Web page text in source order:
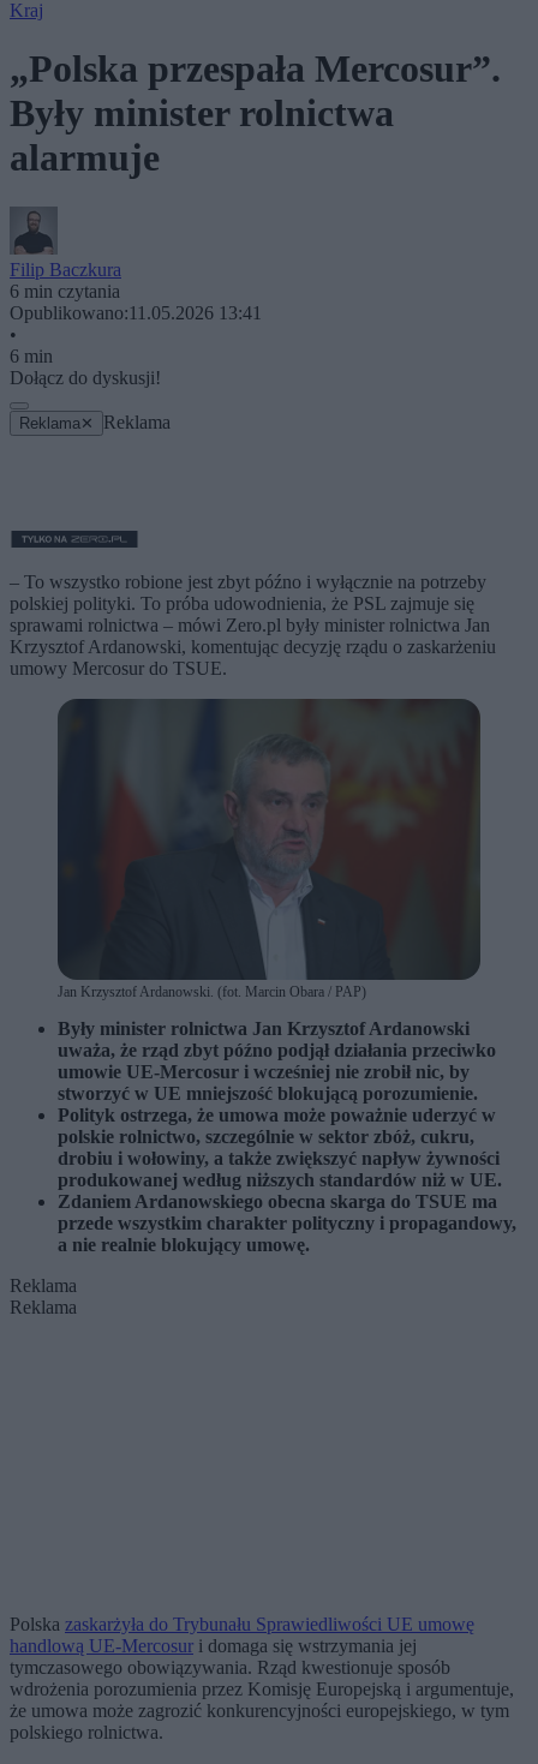
Kraj
„Polska przespała Mercosur”.
Były minister rolnictwa
alarmuje
Filip Baczkura
6 min czytania
Opublikowano:11.05.2026 13:41
•
6 min
Dołącz do dyskusji!
Reklama ✕ Reklama
– To wszystko robione jest zbyt późno i wyłącznie na potrzeby
polskiej polityki. To próba udowodnienia, że PSL zajmuje się
sprawami rolnictwa – mówi Zero.pl były minister rolnictwa Jan
Krzysztof Ardanowski, komentując decyzję rządu o zaskarżeniu
umowy Mercosur do TSUE.
Jan Krzysztof Ardanowski. (fot. Marcin Obara / PAP)
Były minister rolnictwa Jan Krzysztof Ardanowski
uważa, że rząd zbyt późno podjął działania przeciwko
umowie UE-Mercosur i wcześniej nie zrobił nic, by
stworzyć w UE mniejszość blokującą porozumienie.
Polityk ostrzega, że umowa może poważnie uderzyć w
polskie rolnictwo, szczególnie w sektor zbóż, cukru,
drobiu i wołowiny, a także zwiększyć napływ żywności
produkowanej według niższych standardów niż w UE.
Zdaniem Ardanowskiego obecna skarga do TSUE ma
przede wszystkim charakter polityczny i propagandowy,
a nie realnie blokujący umowę.
Reklama
Reklama
Polska zaskarżyła do Trybunału Sprawiedliwości UE umowę
handlową UE-Mercosur i domaga się wstrzymania jej
tymczasowego obowiązywania. Rząd kwestionuje sposób
wdrożenia porozumienia przez Komisję Europejską i argumentuje,
że umowa może zagrozić konkurencyjności europejskiego, w tym
polskiego rolnictwa.